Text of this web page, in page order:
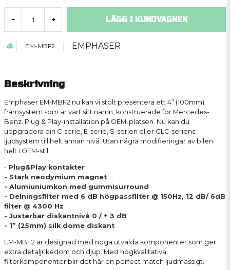
- + LÄGG I KUNDVAGNEN
EM-MBF2 EMPHASER
Beskrivning
Emphaser EM-MBF2 nu kan vi stolt presentera ett 4” (100mm)
framsystem som är värt sitt namn, konstruerade för Mercedes-
Benz. Plug & Play-installation på OEM-platsen. Nu kan du
uppgradera din C-serie, E-serie, S-serien eller GLC-seriens
ljudsystem till helt annan nivå. Utan några modifieringar av bilen
helt i OEM-stil.
- Plug&Play kontakter
- Stark neodymium magnet
- Alumiuniumkon med gummisurround
- Delningsfilter med 6 dB högpassfilter @ 150Hz, 12 dB/ 6dB
filter @ 4300 Hz
- Justerbar diskantnivå 0 / + 3 dB
- 1” (25mm) silk dome diskant
EM-MBF2 är designad med noga utvalda komponenter som ger
extra detaljrikedom och djup. Med högkvalitativa
filterkomponenter blir det här en perfect match ljudmässigt.